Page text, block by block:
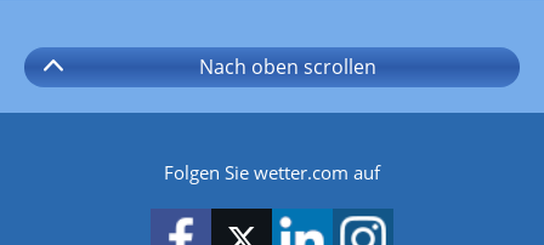
Nach oben scrollen
Folgen Sie wetter.com auf